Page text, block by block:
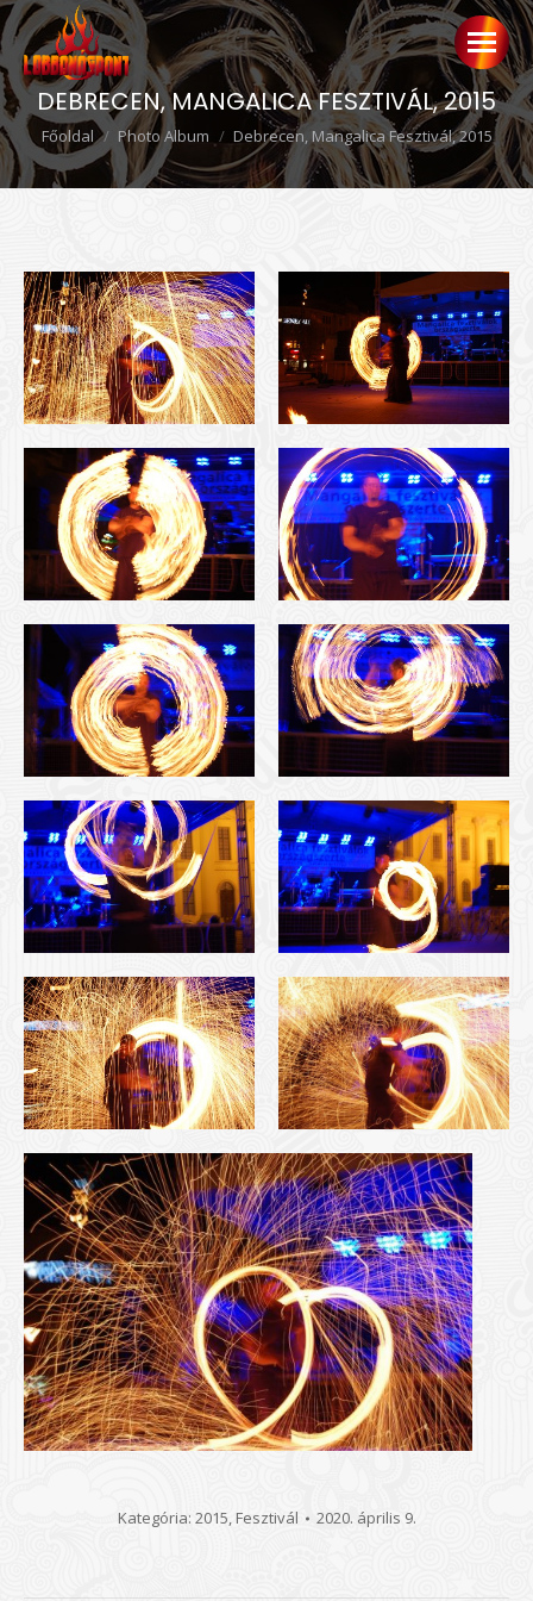
DEBRECEN, MANGALICA FESZTIVÁL, 2015
Ön itt van:
Főoldal Photo Album Debrecen, Mangalica Fesztivál, 2015
Kategória: 2015, Fesztivál 2020. április 9.